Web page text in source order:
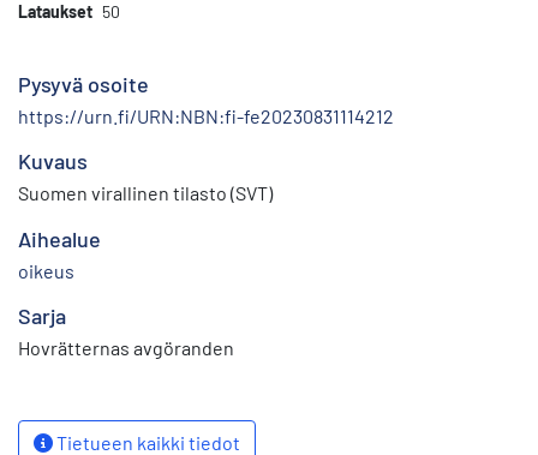
Lataukset 50
Pysyvä osoite
https://urn.fi/URN:NBN:fi-fe20230831114212
Kuvaus
Suomen virallinen tilasto (SVT)
Aihealue
oikeus
Sarja
Hovrätternas avgöranden
Tietueen kaikki tiedot